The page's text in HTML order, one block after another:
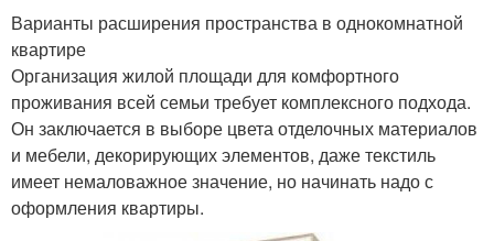
Варианты расширения пространства в однокомнатной
квартире
Организация жилой площади для комфортного
проживания всей семьи требует комплексного подхода.
Он заключается в выборе цвета отделочных материалов
и мебели, декорирующих элементов, даже текстиль
имеет немаловажное значение, но начинать надо с
оформления квартиры.